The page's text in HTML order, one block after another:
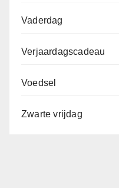
Vaderdag
Verjaardagscadeau
Voedsel
Zwarte vrijdag